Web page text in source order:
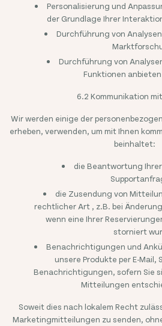
Personalisierung und
der Grundlage Ihrer
Durchführung von
Durchführung von
Funktionen
6.2 Kommunikation
Wir werden einige der
erheben, verwenden, um mit Ihnen
beinhaltet:
die Beantwortung
die Zusendung von
rechtlicher Art , z.B. bei
wenn eine Ihrer
storniert
Benachrichtigungen und
unsere Produkte per E-Mail,
Benachrichtigungen, sofern Sie
Mitteilungen
Soweit dies nach lokalem Recht
Marketingmitteilungen zu senden,